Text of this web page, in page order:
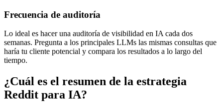
Frecuencia de auditoría
Lo ideal es hacer una auditoría de visibilidad en IA cada dos
semanas. Pregunta a los principales LLMs las mismas consultas que
haría tu cliente potencial y compara los resultados a lo largo del
tiempo.
¿Cuál es el resumen de la estrategia
Reddit para IA?